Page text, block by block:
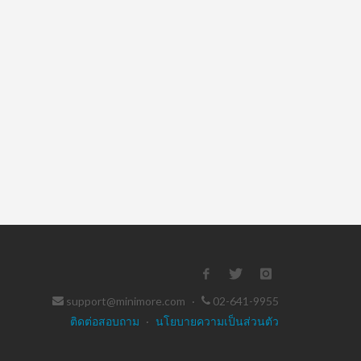
support@minimore.com ·
02-641-9955
ติดต่อสอบถาม · นโยบายความเป็นส่วนตัว